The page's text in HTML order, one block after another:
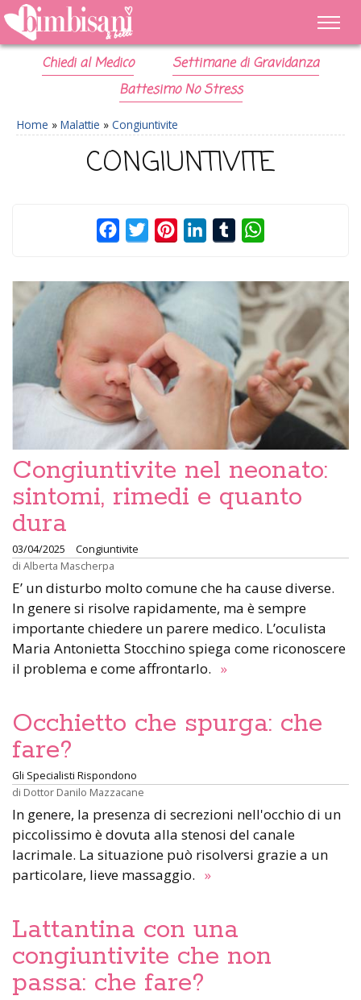
Chiedi al Medico
Settimane di Gravidanza
Battesimo No Stress
Home » Malattie » Congiuntivite
CONGIUNTIVITE
FacebookTwitterPinterestLinkedInTumblr
Congiuntivite nel neonato:
sintomi, rimedi e quanto
dura
03/04/2025
Congiuntivite
di Alberta Mascherpa
E’ un disturbo molto comune che ha cause diverse.
In genere si risolve rapidamente, ma è sempre
importante chiedere un parere medico. L’oculista
Maria Antonietta Stocchino spiega come riconoscere
il problema e come affrontarlo. »
Occhietto che spurga: che
fare?
Gli Specialisti Rispondono
di Dottor Danilo Mazzacane
In genere, la presenza di secrezioni nell'occhio di un
piccolissimo è dovuta alla stenosi del canale
lacrimale. La situazione può risolversi grazie a un
particolare, lieve massaggio. »
Lattantina con una
congiuntivite che non
passa: che fare?